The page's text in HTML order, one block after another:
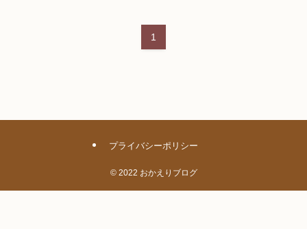
1
プライバシーポリシー
©2022 おかえりブログ